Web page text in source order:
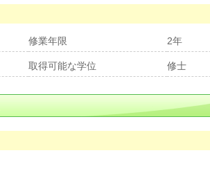
修業年限 2年
取得可能な学位 修士